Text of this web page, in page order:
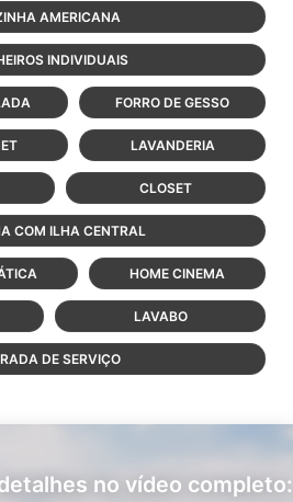
AMERICANA
INDIVIDUAIS
FORRO DE GESSO
LAVANDERIA
CLOSET
COM ILHA CENTRAL
HOME CINEMA
LAVABO
DE SERVIÇO
no vídeo completo: